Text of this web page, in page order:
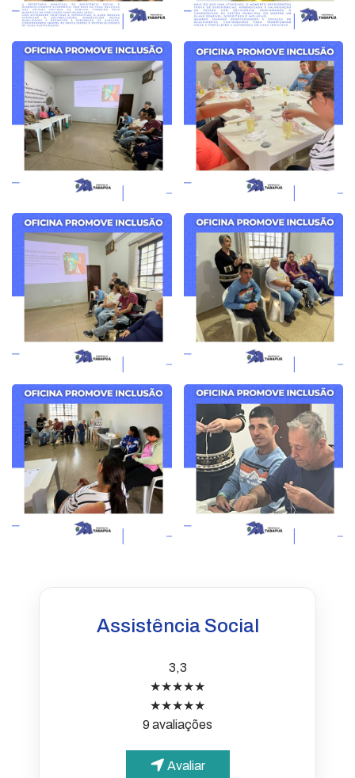
Assistência Social
3,3
★★★★★
★★★★★
9 avaliações
Avaliar